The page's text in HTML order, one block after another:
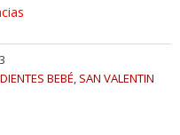
BEBÉ, SAN VALENTIN